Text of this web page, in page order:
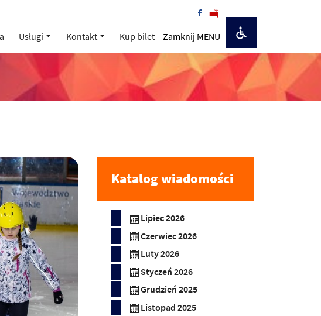
Usługi Kontakt Kup bilet Zamknij MENU
Katalog wiadomości
Lipiec 2026
Czerwiec 2026
Luty 2026
Styczeń 2026
Grudzień 2025
Listopad 2025